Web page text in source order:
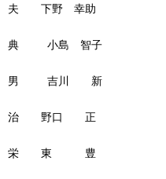
夫 下野 幸助
田中 智
典 小島 智子
彦坂 公
男 吉川 新
木津 直
治 野口 正
石田 成
栄 東 豊
山内 道